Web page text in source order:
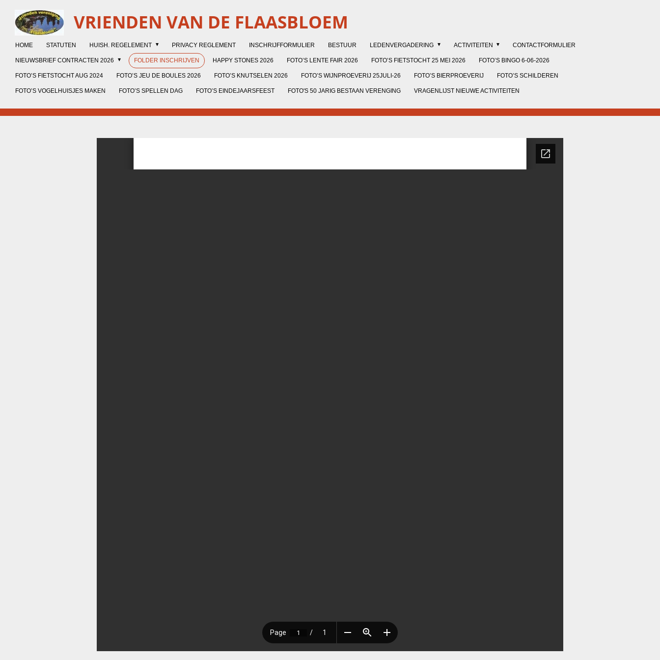
direct
VRIENDEN VAN DE FLAASBLOEM
HOME STATUTEN HUISH. REGELEMENT PRIVACY REGLEMENT INSCHRIJFFORMULIER BESTUUR LEDENVERGADERING ACTIVITEITEN CONTACTFORMULIER
NIEUWSBRIEF CONTRACTEN 2026 FOLDER INSCHRIJVEN HAPPY STONES 2026 FOTO’S LENTE FAIR 2026 FOTO’S FIETSTOCHT 25 MEI 2026 FOTO’S BINGO 6-06-2026
FOTO’S FIETSTOCHT AUG 2024 FOTO’S JEU DE BOULES 2026 FOTO’S KNUTSELEN 2026 FOTO’S WIJNPROEVERIJ 25JULI-26 FOTO’S BIERPROEVERIJ FOTO’S SCHILDEREN
FOTO’S VOGELHUISJES MAKEN FOTO’S SPELLEN DAG FOTO’S EINDEJAARSFEEST FOTO'S 50 JARIG BESTAAN VERENGING VRAGENLIJST NIEUWE ACTIVITEITEN